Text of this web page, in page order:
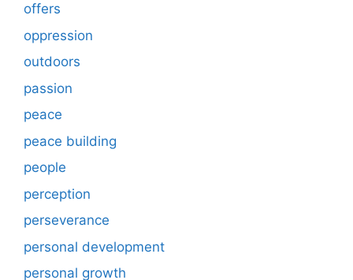
offers
oppression
outdoors
passion
peace
peace building
people
perception
perseverance
personal development
personal growth